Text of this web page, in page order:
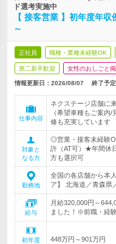
ド選考実施中
【 接客営業 】初年度年
～
正社員 職種・業種未経験OK
第二新卒歓迎 女性のおしごと
情報更新日：2026/08/07 終了予定
仕事内容
ネクステージ店舗に
（希望車種もご案
修も充実しています
対象と
なる方
◎営業・接客未経験
許（AT可）★年間休
方も選択可
勤務地
全国の各店舗から本
ア】 北海道／青森県
給与
月給320,000円～
ました！※前職・経
初年度
448万円～901万円